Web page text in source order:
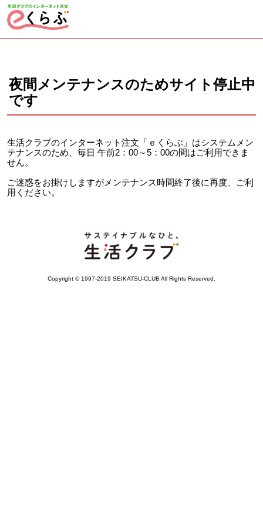
ページの先頭です。
夜間メンテナンスのためサイト停止中
です
生活クラブのインターネット注文「ｅくらぶ」はシステムメン
テナンスのため、毎日 午前2：00～5：00の間はご利用できま
せん。
ご迷惑をお掛けしますがメンテナンス時間終了後に再度、ご利
用ください。
Copyright © 1997-2019 SEIKATSU-CLUB All Rights Reserved.